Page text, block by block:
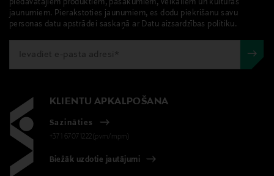
piedāvātajiem produktiem, pasākumiem, veikaliem un kultūras
jaunumiem. Pierakstoties jaunumiem, es dodu piekrišanu savu
personas datu apstrādei saskaņā ar Datu aizsardzības politiku.
KLIENTU APKALPOŠANA
Sazināties
+371 67071222(pvm/mpm)
Biežāk uzdotie jautājumi